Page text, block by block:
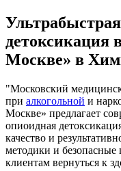
детоксикация
Москве» в
"Московский
при алкогольной и
Москве» предлагает
опиоидная
качество и
методики и
клиентам вернуться к